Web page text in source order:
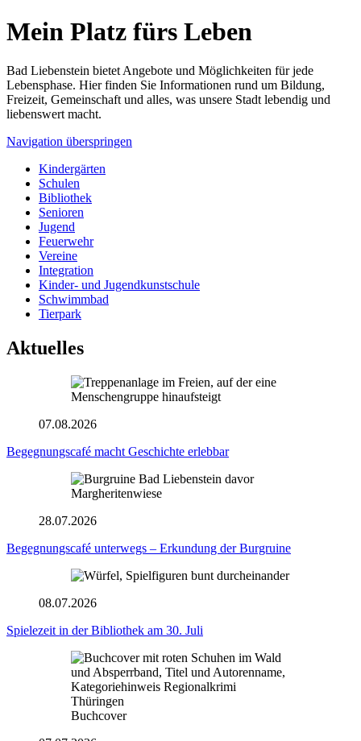
Mein Platz fürs Leben
Bad Liebenstein bietet Angebote und Möglichkeiten für jede
Lebensphase. Hier finden Sie Informationen rund um Bildung,
Freizeit, Gemeinschaft und alles, was unsere Stadt lebendig und
liebenswert macht.
Navigation überspringen
Kindergärten
Schulen
Bibliothek
Senioren
Jugend
Feuerwehr
Vereine
Integration
Kinder- und Jugendkunstschule
Schwimmbad
Tierpark
Aktuelles
07.08.2026
Begegnungscafé macht Geschichte erlebbar
28.07.2026
Begegnungscafé unterwegs – Erkundung der Burgruine
08.07.2026
Spielezeit in der Bibliothek am 30. Juli
Buchcover